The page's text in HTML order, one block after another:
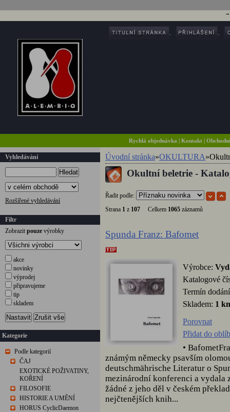
Rychlá objednávka |Kontakt |
Vyhledávání
Hledat
Rozšířené vyhledávání
Filtr
Zobrazit pouze výrobky
akce
novinky
výprodej
připravujeme
tip
skladem
Nastavit Zrušit vše
Kategorie
Podle kategorií
ČAJ
EXOTICKÉ POŽIVATINY,
KOŘENÍ
FILOSOFIE
HISTORIE A UMĚNÍ
HORUS CyclicDaemon
Úvodní stránka»OKULTURA»
Okultní beletrie -
Řadit podle:
Strana 1 z 107 Celkem 1065 záznamů
Spunda Franz: Bafomet
Výrobce:
Katalogové
Termín
Skladem: 1
Porovnat
Přidat do
•
známým německy psavším
deutschmährische Literatur o
mezinárodní konferenci a vydala
žádné z jeho děl v českém
nejčtenějších knih...